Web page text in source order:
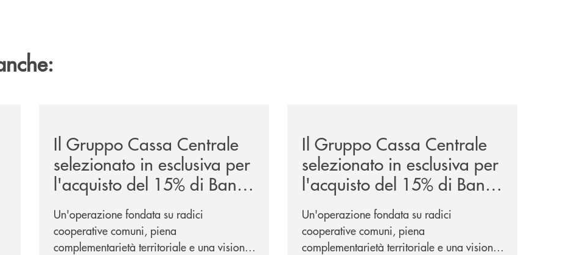
Il Gruppo Cassa Centrale
selezionato in esclusiva per
l'acquisto del 15% di Banca
Cambiano 1884
Un'operazione fondata su radici
cooperative comuni, piena
complementarietà territoriale e una visione
Il Gruppo Cassa Centrale
selezionato in esclusiva per
l'acquisto del 15% di Banca
Cambiano 1884
Un'operazione fondata su radici
cooperative comuni, piena
complementarietà territoriale e una visione